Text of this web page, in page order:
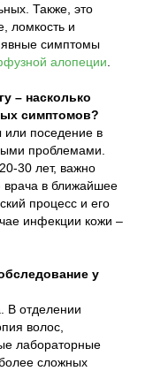
Также, это
ломкость и
явные симптомы
алопеции
– насколько
симптомов?
или поседение в
проблемами.
30 лет, важно
врача в ближайшее
процесс и его
инфекции кожи –
у
В отделении
волос,
лабораторные
сложных